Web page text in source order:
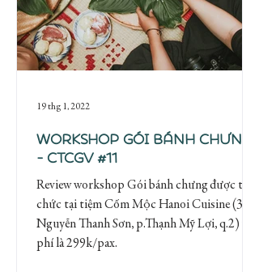
Workshop Gói bánh chưng
- CTCGV #11
Review workshop Gói bánh chưng được tổ
chức tại tiệm Cốm Mộc Hanoi Cuisine (36A
Nguyễn Thanh Sơn, p.Thạnh Mỹ Lợi, q.2) với
phí là 299k/pax.
19 thg 1, 2022